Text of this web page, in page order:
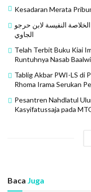
hanif alatas
HRS
keturunan palsu
KRT. FAQIH
manuskrip
Nasab
pemalsuan nasab
pembelokan sejarah
Rasulullah SAW
test
Kesadaran Merata
النفيسة لابن حرجو
الجاوي
Telah Terbit Buku Kiai
Runtuhnya Nasab
Tablig Akbar PWI-LS di
Rhoma Irama Serukan
Pesantren Nahdlatul
Kasyifatussaja pada
Baca Juga